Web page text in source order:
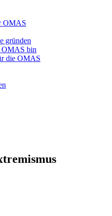
OMAS
gründen
OMAS bin
die OMAS